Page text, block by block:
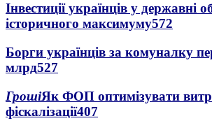
Інвестиції українців у державні
історичного максимуму572
Борги українців за комуналку
млрд527
ГрошіЯк ФОП оптимізувати
фіскалізації407